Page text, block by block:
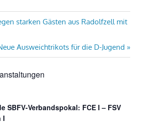
starken Gästen aus Radolfzell mit
Ausweichtrikots für die D-Jugend
SBFV-Verbandspokal: FCE I – FSV
I